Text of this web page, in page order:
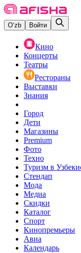
O‘zb Войти
Кино
Концерты
Театры
Рестораны
Выставки
Знания
Город
Дети
Магазины
Premium
Фото
Техно
Туризм в
Стендап
Мода
Медиа
Скидки
Каталог
Спорт
Кинопремьеры
Авиа
Календарь